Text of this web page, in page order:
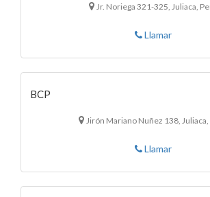
Jr. Noriega 321-325, Juliaca,
Llamar
BCP
Jirón Mariano Nuñez 138, Juliaca,
Llamar